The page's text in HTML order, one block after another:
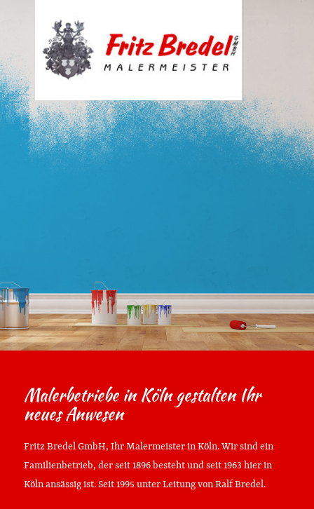
Malerbetriebe in Köln gestalten Ihr
neues Anwesen
Fritz Bredel GmbH, Ihr Malermeister in Köln. Wir sind ein
Familienbetrieb, der seit 1896 besteht und seit 1963 hier in
Köln ansässig ist. Seit 1995 unter Leitung von Ralf Bredel.